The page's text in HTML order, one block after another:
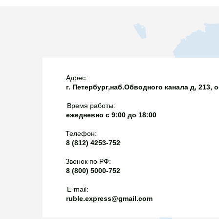
полный цикл
сведениями из
реестра с баллами
и 100 за полный
российских ЛП (для
подтверждать и
01.12.2026 не
Адрес:
г. Петербург,наб.Обводного канала д, 213,
Время работы:
ежедневно с 9:00 до 18:00
Телефон:
8 (812) 4253-752
Звонок по РФ:
8 (800) 5000-752
E-mail:
ruble.express@gmail.com